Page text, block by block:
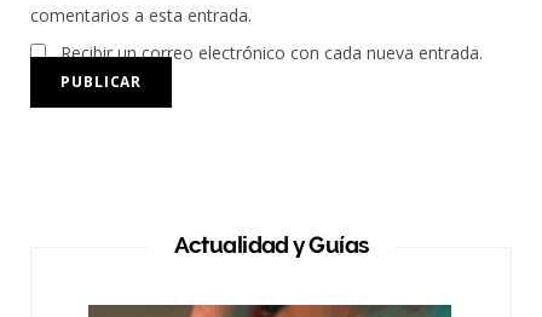
comentarios a esta entrada.
Recibir un correo electrónico con cada nueva entrada.
Actualidad y Guías